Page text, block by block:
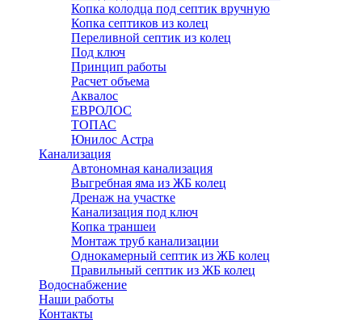
Копка колодца под септик вручную
Копка септиков из колец
Переливной септик из колец
Под ключ
Принцип работы
Расчет объема
Аквалос
ЕВРОЛОС
ТОПАС
Юнилос Астра
Канализация
Автономная канализация
Выгребная яма из ЖБ колец
Дренаж на участке
Канализация под ключ
Копка траншеи
Монтаж труб канализации
Однокамерный септик из ЖБ колец
Правильный септик из ЖБ колец
Водоснабжение
Наши работы
Контакты